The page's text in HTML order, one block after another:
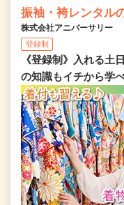
振袖・袴レンタル
株式会社アニバーサリー
登録制
《登録制》入れる土
の知識もイチから学